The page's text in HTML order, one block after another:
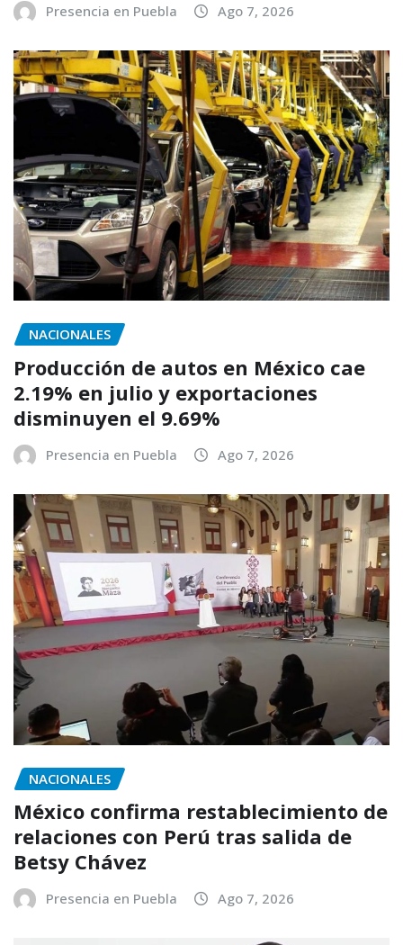
Presencia en Puebla Ago 7, 2026
NACIONALES
Producción de autos en México cae
2.19% en julio y exportaciones
disminuyen el 9.69%
Presencia en Puebla Ago 7, 2026
NACIONALES
México confirma restablecimiento de
relaciones con Perú tras salida de
Betsy Chávez
Presencia en Puebla Ago 7, 2026